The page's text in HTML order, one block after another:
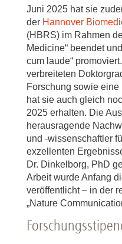
Juni 2025 hat sie
der Hannover
(HBRS) im Rahmen
Medicine“ beendet
cum laude“
verbreiteten
Forschung sowie
hat sie auch gleich
2025 erhalten. Die
herausragende
und -wissenschaftler
exzellenten
Dr. Dinkelborg, PhD
Arbeit wurde Anfang
veröffentlicht – in der
„Nature